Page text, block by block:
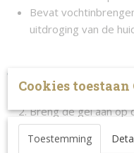
Bevat
uitdroging van de
Toepassing:
Reinig indien nodig
Breng de gel aan op
Masseer zachtjes in
Voor of na training/
Cookies toestaan
Toestemming